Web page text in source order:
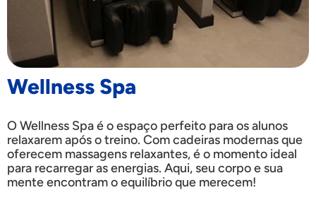
Wellness Spa
O Wellness Spa é o espaço perfeito para os alunos
relaxarem após o treino. Com cadeiras modernas que
oferecem massagens relaxantes, é o momento ideal
para recarregar as energias. Aqui, seu corpo e sua
mente encontram o equilíbrio que merecem!